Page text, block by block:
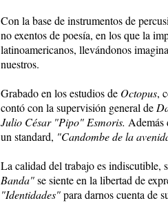
Con la base de instrumentos de
no exentos de poesía, en los que la
latinoamericanos, llevándonos
nuestros.
Grabado en los estudios de Octopus,
contó con la supervisión general de
Julio César "Pipo" Esmoris. Además
un standard, "Candombe de la
La calidad del trabajo es indiscutible,
Banda"se siente en la libertad de
"Identidades"para darnos cuenta de